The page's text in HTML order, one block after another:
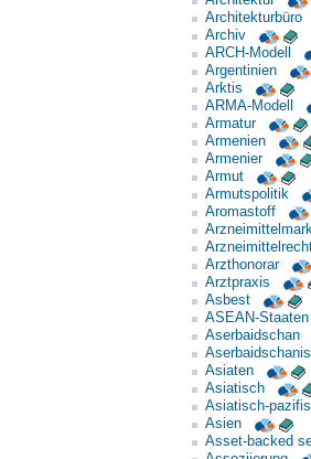
Architekturbüro
Archiv
ARCH-Modell
Argentinien
Arktis
ARMA-Modell
Armatur
Armenien
Armenier
Armut
Armutspolitik
Aromastoff
Arzthonorar
Arztpraxis
Asbest
ASEAN-Staaten
Aserbaidschan
Asiaten
Asiatisch
Asiatisch-
Asien
Asset-backed